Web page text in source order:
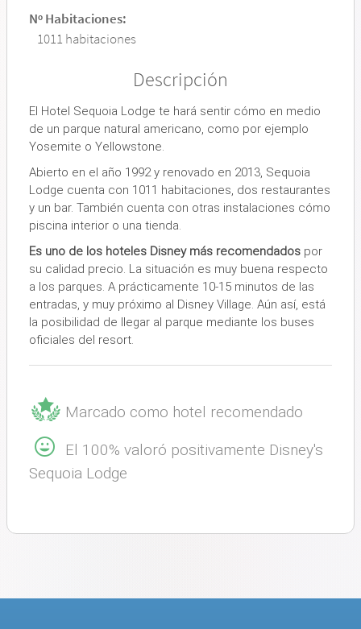
Nº Habitaciones:
1011 habitaciones
Descripción
El Hotel Sequoia Lodge te hará sentir cómo en medio
de un parque natural americano, como por ejemplo
Yosemite o Yellowstone.
Abierto en el año 1992 y renovado en 2013, Sequoia
Lodge cuenta con 1011 habitaciones, dos restaurantes
y un bar. También cuenta con otras instalaciones cómo
piscina interior o una tienda.
Es uno de los hoteles Disney más recomendados por
su calidad precio. La situación es muy buena respecto
a los parques. A prácticamente 10-15 minutos de las
entradas, y muy próximo al Disney Village. Aún así, está
la posibilidad de llegar al parque mediante los buses
oficiales del resort.
Marcado como hotel recomendado
El 100% valoró positivamente Disney's
Sequoia Lodge